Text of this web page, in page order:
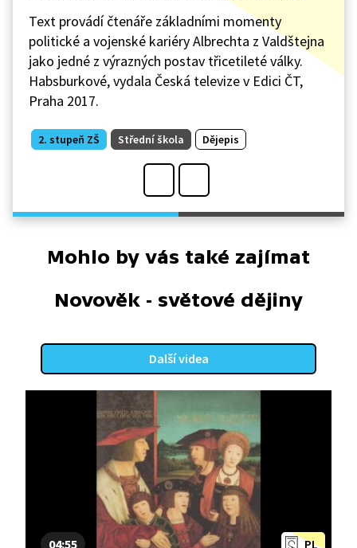
Text provádí čtenáře základními momenty
politické a vojenské kariéry Albrechta z Valdštejna
jako jedné z výrazných postav třicetileté války.
Habsburkové, vydala Česká televize v Edici ČT,
Praha 2017.
2. stupeň ZŠ Střední škola Dějepis
Mohlo by vás také zajímat
Novověk - světové dějiny
Další videa
PL
04:55